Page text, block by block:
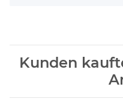
Kunden